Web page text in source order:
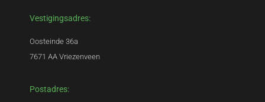
Vestigingsadres:
Oosteinde 36a
7671 AA Vriezenveen
Postadres: